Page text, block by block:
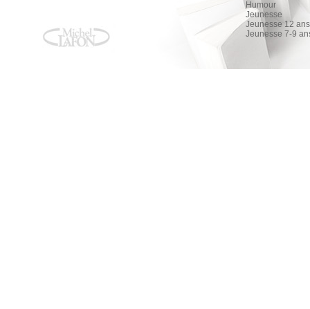
Humour
Jeunesse
Jeunesse 12
Jeunesse 7-9